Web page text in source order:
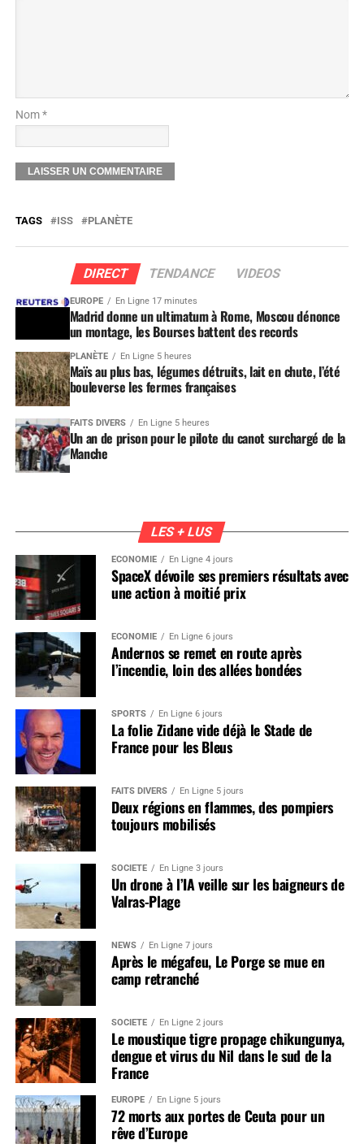
Nom *
TAGS ISS PLANÈTE
DIRECT TENDANCE VIDEOS
EUROPE En Ligne 17 minutes
Madrid donne un ultimatum à Rome, Moscou dénonce
un montage, les Bourses battent des records
PLANÈTE En Ligne 5 heures
Maïs au plus bas, légumes détruits, lait en chute, l’été
bouleverse les fermes françaises
FAITS DIVERS En Ligne 5 heures
Un an de prison pour le pilote du canot surchargé de la
Manche
LES + LUS
ÉCONOMIE En Ligne 4 jours
SpaceX dévoile ses premiers résultats avec
une action à moitié prix
ÉCONOMIE En Ligne 6 jours
Andernos se remet en route après
l’incendie, loin des allées bondées
SPORTS En Ligne 6 jours
La folie Zidane vide déjà le Stade de
France pour les Bleus
FAITS DIVERS En Ligne 5 jours
Deux régions en flammes, des pompiers
toujours mobilisés
SOCIÉTÉ En Ligne 3 jours
Un drone à l’IA veille sur les baigneurs de
Valras-Plage
NEWS En Ligne 7 jours
Après le mégafeu, Le Porge se mue en
camp retranché
SOCIÉTÉ En Ligne 2 jours
Le moustique tigre propage chikungunya,
dengue et virus du Nil dans le sud de la
France
EUROPE En Ligne 5 jours
72 morts aux portes de Ceuta pour un
rêve d’Europe